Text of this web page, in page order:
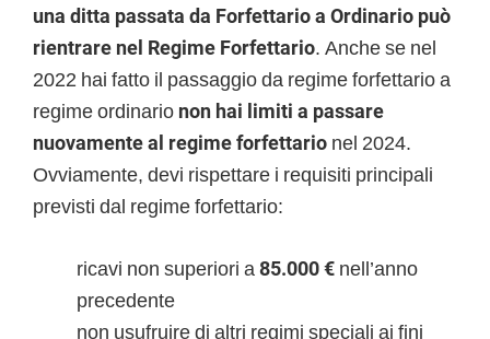
una ditta passata da Forfettario a Ordinario può
rientrare nel Regime Forfettario. Anche se nel
2022 hai fatto il passaggio da regime forfettario a
regime ordinario non hai limiti a passare
nuovamente al regime forfettario nel 2024.
Ovviamente, devi rispettare i requisiti principali
previsti dal regime forfettario:
ricavi non superiori a85.000 € nell’anno
precedente
non usufruire di altri regimi speciali ai fini